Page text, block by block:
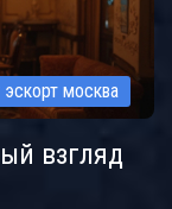
эскорт москва
взгляд